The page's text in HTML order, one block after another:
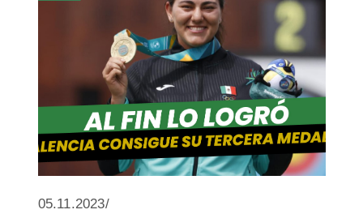
05.11.2023/